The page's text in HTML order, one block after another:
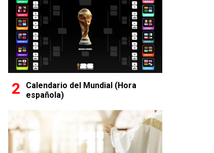
Calendario del Mundial (Hora
española)